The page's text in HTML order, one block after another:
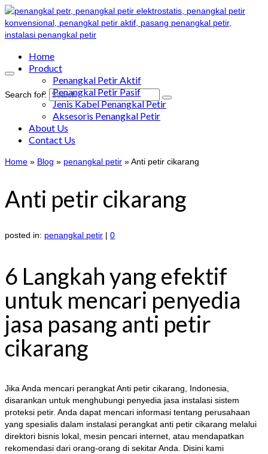
Search for:
Home
Product
Penangkal Petir Aktif
Penangkal Petir Pasif
Jenis Kabel Penangkal Petir
Aksesoris Penangkal Petir
About Us
Contact Us
Home » Blog » penangkal petir »Anti petir cikarang
Anti petir cikarang
posted in: penangkal petir | 0
6 Langkah yang efektif
untuk mencari penyedia
jasa pasang anti petir
cikarang
Jika Anda mencari perangkat Anti petir cikarang, Indonesia,
disarankan untuk menghubungi penyedia jasa instalasi sistem
proteksi petir. Anda dapat mencari informasi tentang perusahaan
yang spesialis dalam instalasi perangkat anti petir cikarang melalui
direktori bisnis lokal, mesin pencari internet, atau mendapatkan
rekomendasi dari orang-orang di sekitar Anda. Disini kami